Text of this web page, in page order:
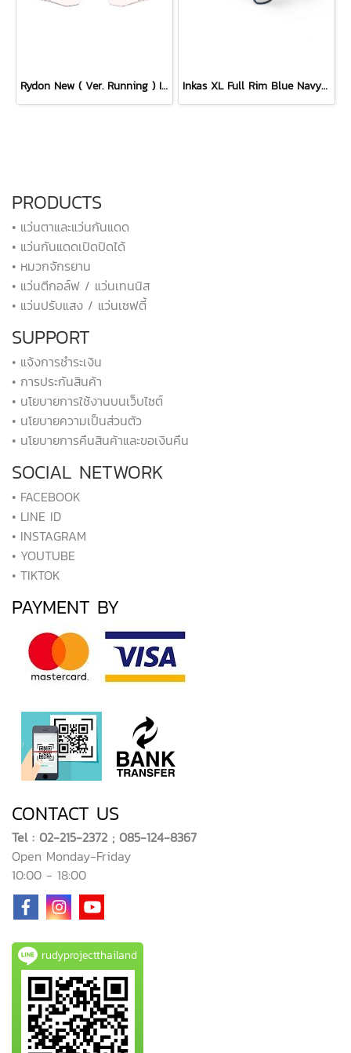
Rydon New ( Ver. Running ) Impactx Photochromic 2 Red Lens Inkas XL Full Rim Blue Navy Matte - Multilaser Ice
PRODUCTS
• แว่นตาและแว่นกันแดด
• แว่นกันแดดเปิดปิดได้
• หมวกจักรยาน
• แว่นตีกอล์ฟ / แว่นเทนนิส
• แว่นปรับแสง / แว่นเซฟตี้
SUPPORT
• แจ้งการชำระเงิน
• การประกันสินค้า
• นโยบายการใช้งานบนเว็บไซต์
• นโยบายความเป็นส่วนตัว
• นโยบายการคืนสินค้าและขอเงินคืน
SOCIAL NETWORK
• FACEBOOK
• LINE ID
• INSTAGRAM
• YOUTUBE
• TIKTOK
PAYMENT BY
CONTACT US
Tel : 02-215-2372 ; 085-124-8367
Open Monday-Friday
10:00 - 18:00
rudyprojectthailand